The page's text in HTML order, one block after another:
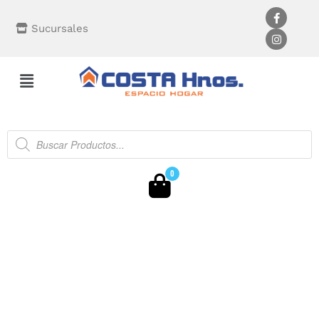
Sucursales
0